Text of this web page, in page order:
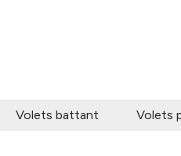
Volets battant Volets